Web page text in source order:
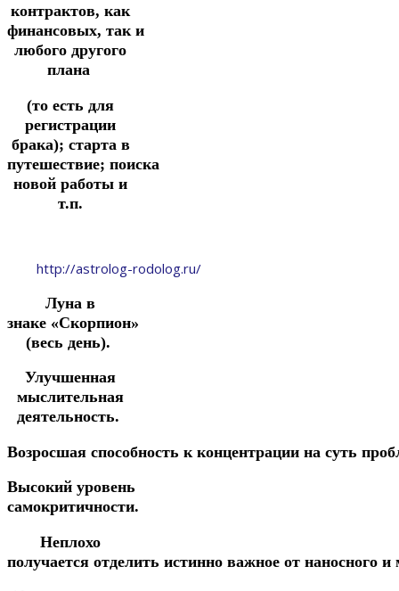
контрактов, как
финансовых, так и
любого другого
плана
(то есть для
регистрации
брака); старта в
путешествие; поиска
новой работы и
т.п.
http://astrolog-rodolog.ru/
Луна в
знаке «Скорпион»
(весь день).
Улучшенная
мыслительная
деятельность.
Возросшая способность к концентрации на суть
Высокий уровень
самокритичности.
Неплохо
получается отделить истинно важное от наносного и